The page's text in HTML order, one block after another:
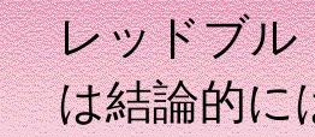
レッドブル
は結論的に